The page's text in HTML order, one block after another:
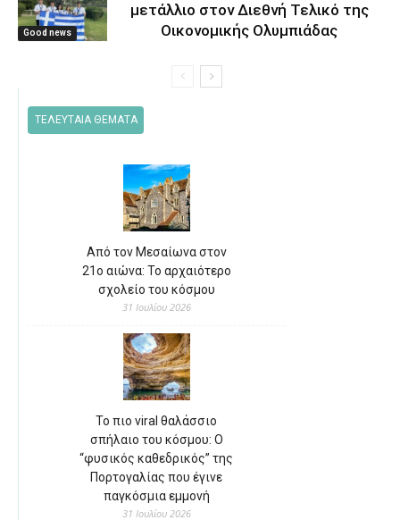
Good news
μετάλλιο στον Διεθνή Τελικό της
Οικονομικής Ολυμπιάδας
ΤΕΛΕΥΤΑΙΑ ΘΕΜΑΤΑ
Από τον Μεσαίωνα στον
21ο αιώνα: Το αρχαιότερο
σχολείο του κόσμου
31 Ιουλίου 2026
Το πιο viral θαλάσσιο
σπήλαιο του κόσμου: Ο
“φυσικός καθεδρικός” της
Πορτογαλίας που έγινε
παγκόσμια εμμονή
31 Ιουλίου 2026